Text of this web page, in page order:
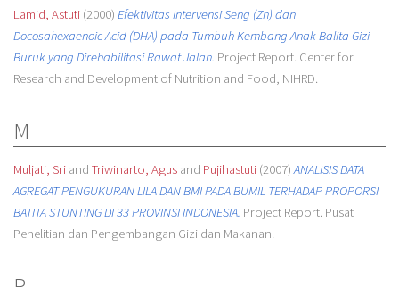
Lamid, Astuti(2000) Efektivitas Intervensi Seng (Zn) dan
Docosahexaenoic Acid (DHA) pada Tumbuh Kembang Anak Balita Gizi
Buruk yang Direhabilitasi Rawat Jalan. Project Report. Center for
Research and Development of Nutrition and Food, NIHRD.
M
Muljati, Sriand Triwinarto, Agusand Pujihastuti(2007)ANALISIS DATA
AGREGAT PENGUKURAN LILA DAN BMI PADA BUMIL TERHADAP PROPORSI
BATITA STUNTING DI 33 PROVINSI INDONESIA. Project Report. Pusat
Penelitian dan Pengembangan Gizi dan Makanan.